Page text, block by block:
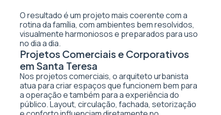
O resultado é um projeto mais coerente com a
rotina da família, com ambientes bem resolvidos,
visualmente harmoniosos e preparados para uso
no dia a dia.
Projetos Comerciais e Corporativos
em Santa Teresa
Nos projetos comerciais, o arquiteto urbanista
atua para criar espaços que funcionem bem para
a operação e também para a experiência do
público. Layout, circulação, fachada, setorização